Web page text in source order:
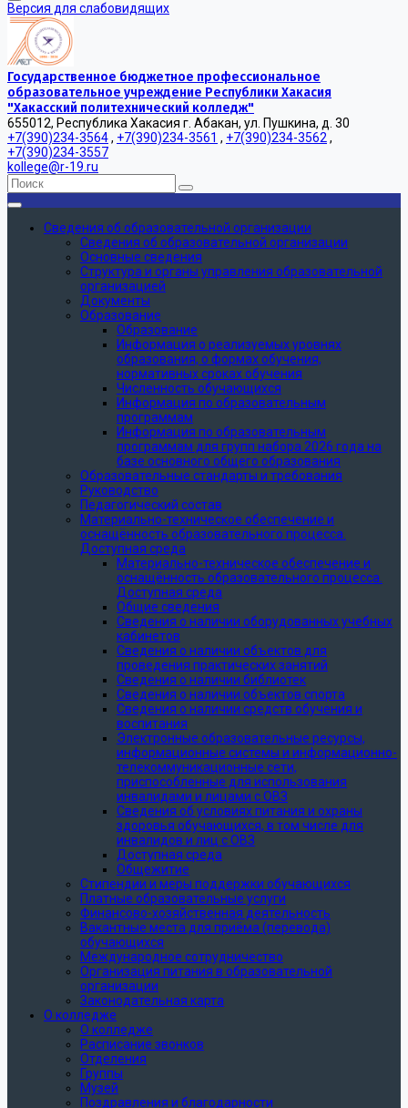
Версия для слабовидящих
Государственное бюджетное профессиональное
образовательное учреждение Республики Хакасия
"Хакасский политехнический колледж"
655012, Республика Хакасия г. Абакан, ул. Пушкина, д. 30
+7(390)234-3564, +7(390)234-3561 , +7(390)234-3562 ,
+7(390)234-3557
kollege@r-19.ru
Сведения об образовательной организации
Сведения об образовательной организации
Основные сведения
Структура и органы управления образовательной
организацией
Документы
Образование
Образование
Информация о реализуемых уровнях
образования, о формах обучения,
нормативных сроках обучения
Численность обучающихся
Информация по образовательным
программам
Информация по образовательным
программам для групп набора 2026 года на
базе основного общего образования
Образовательные стандарты и требования
Руководство
Педагогический состав
Материально-техническое обеспечение и
оснащённость образовательного процесса.
Доступная среда
Материально-техническое обеспечение и
оснащённость образовательного процесса.
Доступная среда
Общие сведения
Сведения о наличии оборудованных учебных
кабинетов
Сведения о наличии объектов для
проведения практических занятий
Сведения о наличии библиотек
Сведения о наличии объектов спорта
Сведения о наличии средств обучения и
воспитания
Электронные образовательные ресурсы,
информационные системы и информационно-
телекоммуникационные сети,
приспособленные для использования
инвалидами и лицами с ОВЗ
Сведения об условиях питания и охраны
здоровья обучающихся, в том числе для
инвалидов и лиц с ОВЗ
Доступная среда
Общежитие
Стипендии и меры поддержки обучающихся
Платные образовательные услуги
Финансово-хозяйственная деятельность
Вакантные места для приёма (перевода)
обучающихся
Международное сотрудничество
Организация питания в образовательной
организации
Законодательная карта
О колледже
О колледже
Расписание звонков
Отделения
Группы
Музей
Поздравления и благодарности